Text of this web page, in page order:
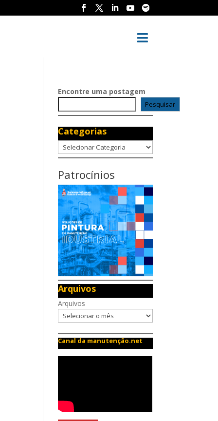

Encontre uma postagem
Pesquisar
Categorias
Categorias
Patrocínios
Arquivos
Arquivos
Canal da manutenção.net